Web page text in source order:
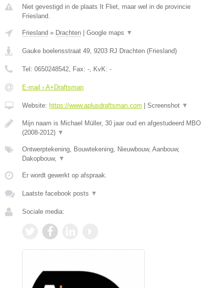
Niet gevestigd in de plaats It Fliet, maar wel in de provincie
Friesland.
Friesland » Drachten Google maps ▼
Gauke boelensstraat 49, 9203 RJ Drachten (Friesland)
Tel: 0650248542, Fax: -, KvK: -
E-mail › A+Draftsman
Website: https://www.aplusdraftsman.com Screenshot ▼
Mijn naam is Michael Müller, 30 jaar oud en afgestudeerd MBO
(2008-2012) ▼
Ontwerptekening, Bouwtekening, Nieuwbouw, Aanbouw,
Dakopbouw, ▼
Er wordt gewerkt op afspraak.
Laatste facebook posts ▼
Sociale media: